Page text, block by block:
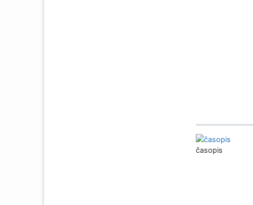
časopis